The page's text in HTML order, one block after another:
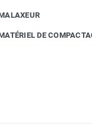
DE